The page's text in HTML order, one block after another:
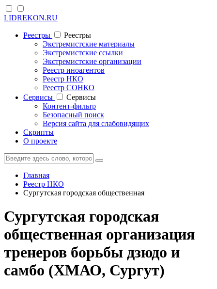
LIDREKON.RU
Реестры
Реестры
Экстремистские материалы
Экстремистские ссылки
Экстремистские организации
Реестр иноагентов
Реестр НКО
Реестр СОНКО
Cервисы
Cервисы
Контент-фильтр
Безопасный поиск
Версия сайта для слабовидящих
Скрипты
О проекте
Главная
Реестр НКО
Сургутская городская общественная
Сургутская городская
общественная организация
тренеров борьбы дзюдо и
самбо (ХМАО, Сургут)